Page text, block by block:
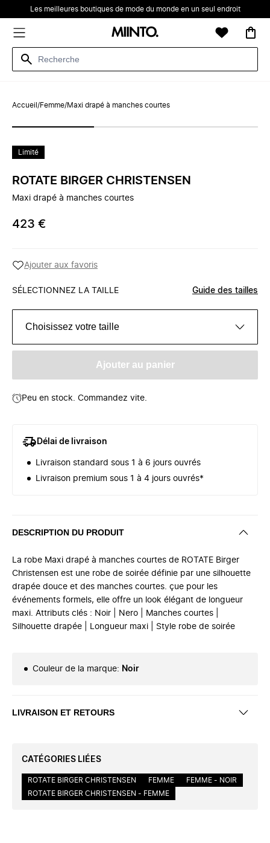
Les meilleures boutiques de mode du monde en un seul endroit
Accueil /Femme/Maxi drapé à manches courtes
Limité
ROTATE BIRGER CHRISTENSEN
Maxi drapé à manches courtes
423 €
Ajouter aux favoris
SÉLECTIONNEZ LA TAILLE Guide des tailles
Choisissez votre taille
Ajouter au panier
Peu en stock. Commandez vite.
Délai de livraison
Livraison standard sous 1 à 6 jours ouvrés
Livraison premium sous 1 à 4 jours ouvrés*
DESCRIPTION DU PRODUIT
La robe Maxi drapé à manches courtes de ROTATE Birger
Christensen est une robe de soirée définie par une silhouette
drapée douce et des manches courtes. çue pour les
événements formels, elle offre un look élégant de longueur
maxi. Attributs clés : Noir | Nero | Manches courtes |
Silhouette drapée | Longueur maxi | Style robe de soirée
Couleur de la marque: Noir
LIVRAISON ET RETOURS
CATÉGORIES LIÉES
ROTATE BIRGER CHRISTENSEN FEMME
FEMME - NOIR
ROTATE BIRGER CHRISTENSEN - FEMME